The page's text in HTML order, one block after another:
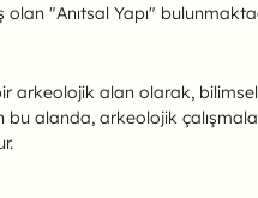
"Anıtsal Yapı"
arkeolojik alan olarak,
alanda, arkeolojik